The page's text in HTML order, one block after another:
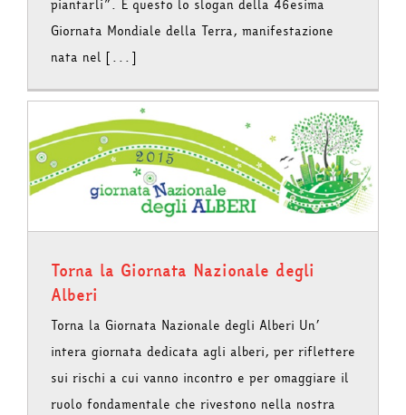
piantarli”. È questo lo slogan della 46esima
Giornata Mondiale della Terra, manifestazione
nata nel [...]
Torna la Giornata Nazionale degli
Alberi
Torna la Giornata Nazionale degli Alberi Un’
intera giornata dedicata agli alberi, per riflettere
sui rischi a cui vanno incontro e per omaggiare il
ruolo fondamentale che rivestono nella nostra